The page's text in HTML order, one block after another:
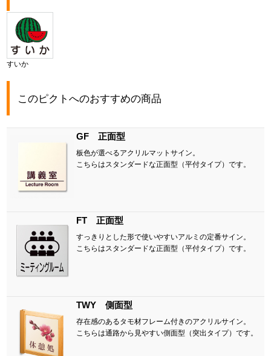
すいか
このピクトへのおすすめの商品
GF 正面型
板色が選べるアクリルマットサイン。
こちらはスタンダードな正面型（平付タイプ）です。
FT 正面型
すっきりとした形で使いやすいアルミの定番サイン。
こちらはスタンダードな正面型（平付タイプ）です。
TWY 側面型
存在感のあるタモ材フレーム付きのアクリルサイン。
こちらは通路から見やすい側面型（突出タイプ）です。